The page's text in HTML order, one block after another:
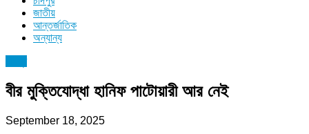
জাতীয়
আন্তর্জাতিক
অন্যান্য
বীর মুক্তিযোদ্ধা হানিফ পাটোয়ারী আর নেই
September 18, 2025